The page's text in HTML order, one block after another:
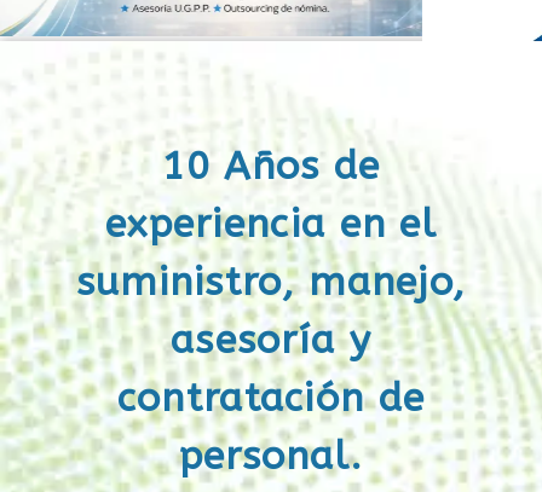
10 Años de
experiencia en el
suministro, manejo,
asesoría y
contratación de
personal.